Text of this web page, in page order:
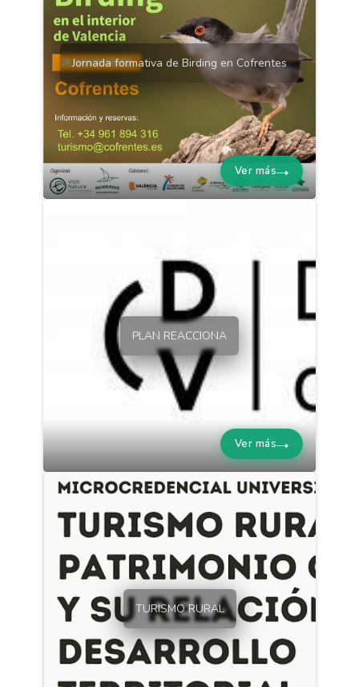
Jornada formativa de Birding en Cofrentes
Ver más
PLAN REACCIONA
Ver más
TURISMO RURAL